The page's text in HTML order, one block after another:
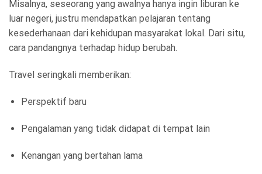
Misalnya, seseorang yang awalnya hanya ingin liburan ke
luar negeri, justru mendapatkan pelajaran tentang
kesederhanaan dari kehidupan masyarakat lokal. Dari situ,
cara pandangnya terhadap hidup berubah.
Travel seringkali memberikan:
Perspektif baru
Pengalaman yang tidak didapat di tempat lain
Kenangan yang bertahan lama